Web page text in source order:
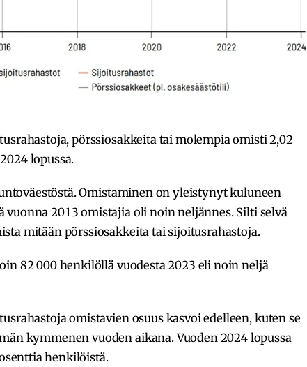
pörssiosakkeita tai molempia omisti 2,02
lopussa.
Omistaminen on yleistynyt kuluneen
vuonna 2013 omistajia oli noin neljännes. Silti selvä
mitään pörssiosakkeita tai sijoitusrahastoja.
82 000 henkilöllä vuodesta 2023 eli noin neljä
omistavien osuus kasvoi edelleen, kuten se
kymmenen vuoden aikana. Vuoden 2024 lopussa
henkilöistä.